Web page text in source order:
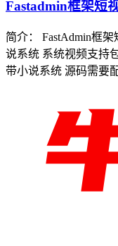
Fastadmin框架短
简介： FastAdmin框
说系统 系统视频支持
带小说系统 源码需要